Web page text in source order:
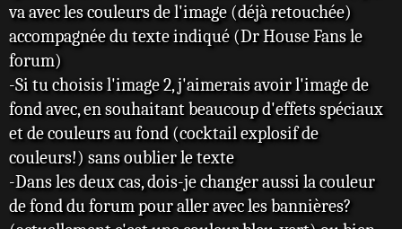
va avec les couleurs de l'image (déjà retouchée)
accompagnée du texte indiqué (Dr House Fans le
forum)
-Si tu choisis l'image 2, j'aimerais avoir l'image de
fond avec, en souhaitant beaucoup d'effets spéciaux
et de couleurs au fond (cocktail explosif de
couleurs!) sans oublier le texte
-Dans les deux cas, dois-je changer aussi la couleur
de fond du forum pour aller avec les bannières?